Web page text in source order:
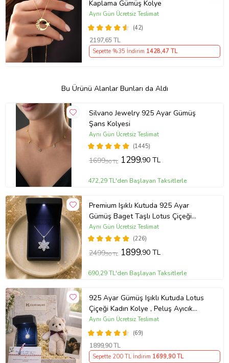
Kaplama Gümüş Kolye
(42)
Aynı Gün Ücretsiz Teslimat
2197,65 TL
Sepette %35 İndirim 1428,47 TL
Bu Ürünü Alanlar Bunları da Aldı
Silvano Jewelry 925 Ayar Gümüş
Şans Kolyesi
(1445)
Aynı Gün Ücretsiz Teslimat
1699,90 TL 1299,90 TL
472,29 TL'den Başlayan Taksitlerle
Premium Işıklı Kutuda 925 Ayar
Gümüş Baget Taşlı Lotus Çiçeği
Kolye
(226)
Aynı Gün Ücretsiz Teslimat
2499,90 TL 1899,90 TL
690,29 TL'den Başlayan Taksitlerle
925 Ayar Gümüş Işıklı Kutuda Lotus
Çiçeği Kadın Kolye , Peluş Ayıcık
Anahtarlık Marteniçka Bileklik,
Polaroid Fotoğraf Hediye
(69)
Aynı Gün Ücretsiz Teslimat
1899,90 TL
Sepette 200 TL İndirim 1699,90 TL